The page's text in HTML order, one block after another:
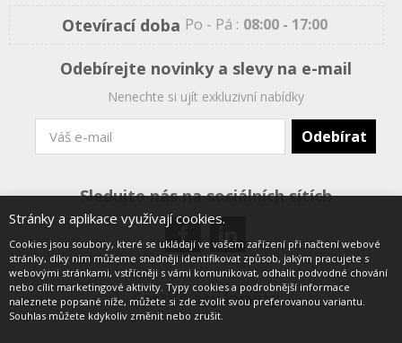
Otevírací doba Po - Pá : 08:00 - 17:00
Odebírejte novinky a slevy na e-mail
Nenechte si ujít exkluzivní nabídky
Sledujte nás na sociálních sítích
Certifikáty kvality
Stránky a aplikace využívají cookies.
Cookies jsou soubory, které se ukládají ve vašem zařízení při načtení webové
stránky, díky nim můžeme snadněji identifikovat způsob, jakým pracujete s
webovými stránkami, vstřícněji s vámi komunikovat, odhalit podvodné chování
nebo cílit marketingové aktivity. Typy cookies a podrobnější informace
naleznete popsané níže, můžete si zde zvolit svou preferovanou variantu.
Souhlas můžete kdykoliv změnit nebo zrušit.